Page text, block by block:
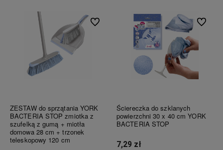
ZESTAW do sprzątania YORK
BACTERIA STOP zmiotka z
szufelką z gumą + miotła
domowa 28 cm + trzonek
teleskopowy 120 cm
Do ulubionych
Ściereczka do szklanych
powierzchni 30 x 40 cm YORK
BACTERIA STOP
7,29 zł
Do